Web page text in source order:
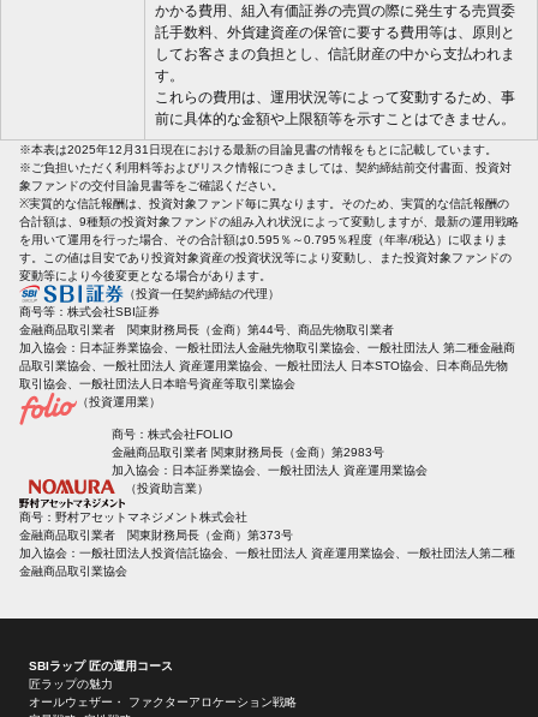
かかる費用、組入有価証券の売買の際に発生する売買委
託手数料、外貨建資産の保管に要する費用等は、原則と
してお客さまの負担とし、信託財産の中から支払われま
す。
これらの費用は、運用状況等によって変動するため、事
前に具体的な金額や上限額等を示すことはできません。
※本表は2025年12月31日現在における最新の目論見書の情報をもとに記載しています。
※ご負担いただく利用料等およびリスク情報につきましては、契約締結前交付書面、投資対
象ファンドの交付目論見書等をご確認ください。
※実質的な信託報酬は、投資対象ファンド毎に異なります。そのため、実質的な信託報酬の
合計額は、9種類の投資対象ファンドの組み入れ状況によって変動しますが、最新の運用戦略
を用いて運用を行った場合、その合計額は0.595％～0.795％程度（年率/税込）に収まりま
す。この値は目安であり投資対象資産の投資状況等により変動し、また投資対象ファンドの
変動等により今後変更となる場合があります。
（投資一任契約締結の代理）
商号等：株式会社SBI証券
金融商品取引業者 関東財務局長（金商）第44号、商品先物取引業者
加入協会：日本証券業協会、一般社団法人金融先物取引業協会、一般社団法人 第二種金融商
品取引業協会、一般社団法人 資産運用業協会、一般社団法人 日本STO協会、日本商品先物
取引協会、一般社団法人日本暗号資産等取引業協会
（投資運用業）
商号：株式会社FOLIO
金融商品取引業者 関東財務局長（金商）第2983号
加入協会：日本証券業協会、一般社団法人 資産運用業協会
（投資助言業）
商号：野村アセットマネジメント株式会社
金融商品取引業者 関東財務局長（金商）第373号
加入協会：一般社団法人投資信託協会、一般社団法人 資産運用業協会、一般社団法人第二種
金融商品取引業協会
SBIラップ 匠の運用コース
匠ラップの魅力
オールウェザー・ ファクターアロケーション戦略